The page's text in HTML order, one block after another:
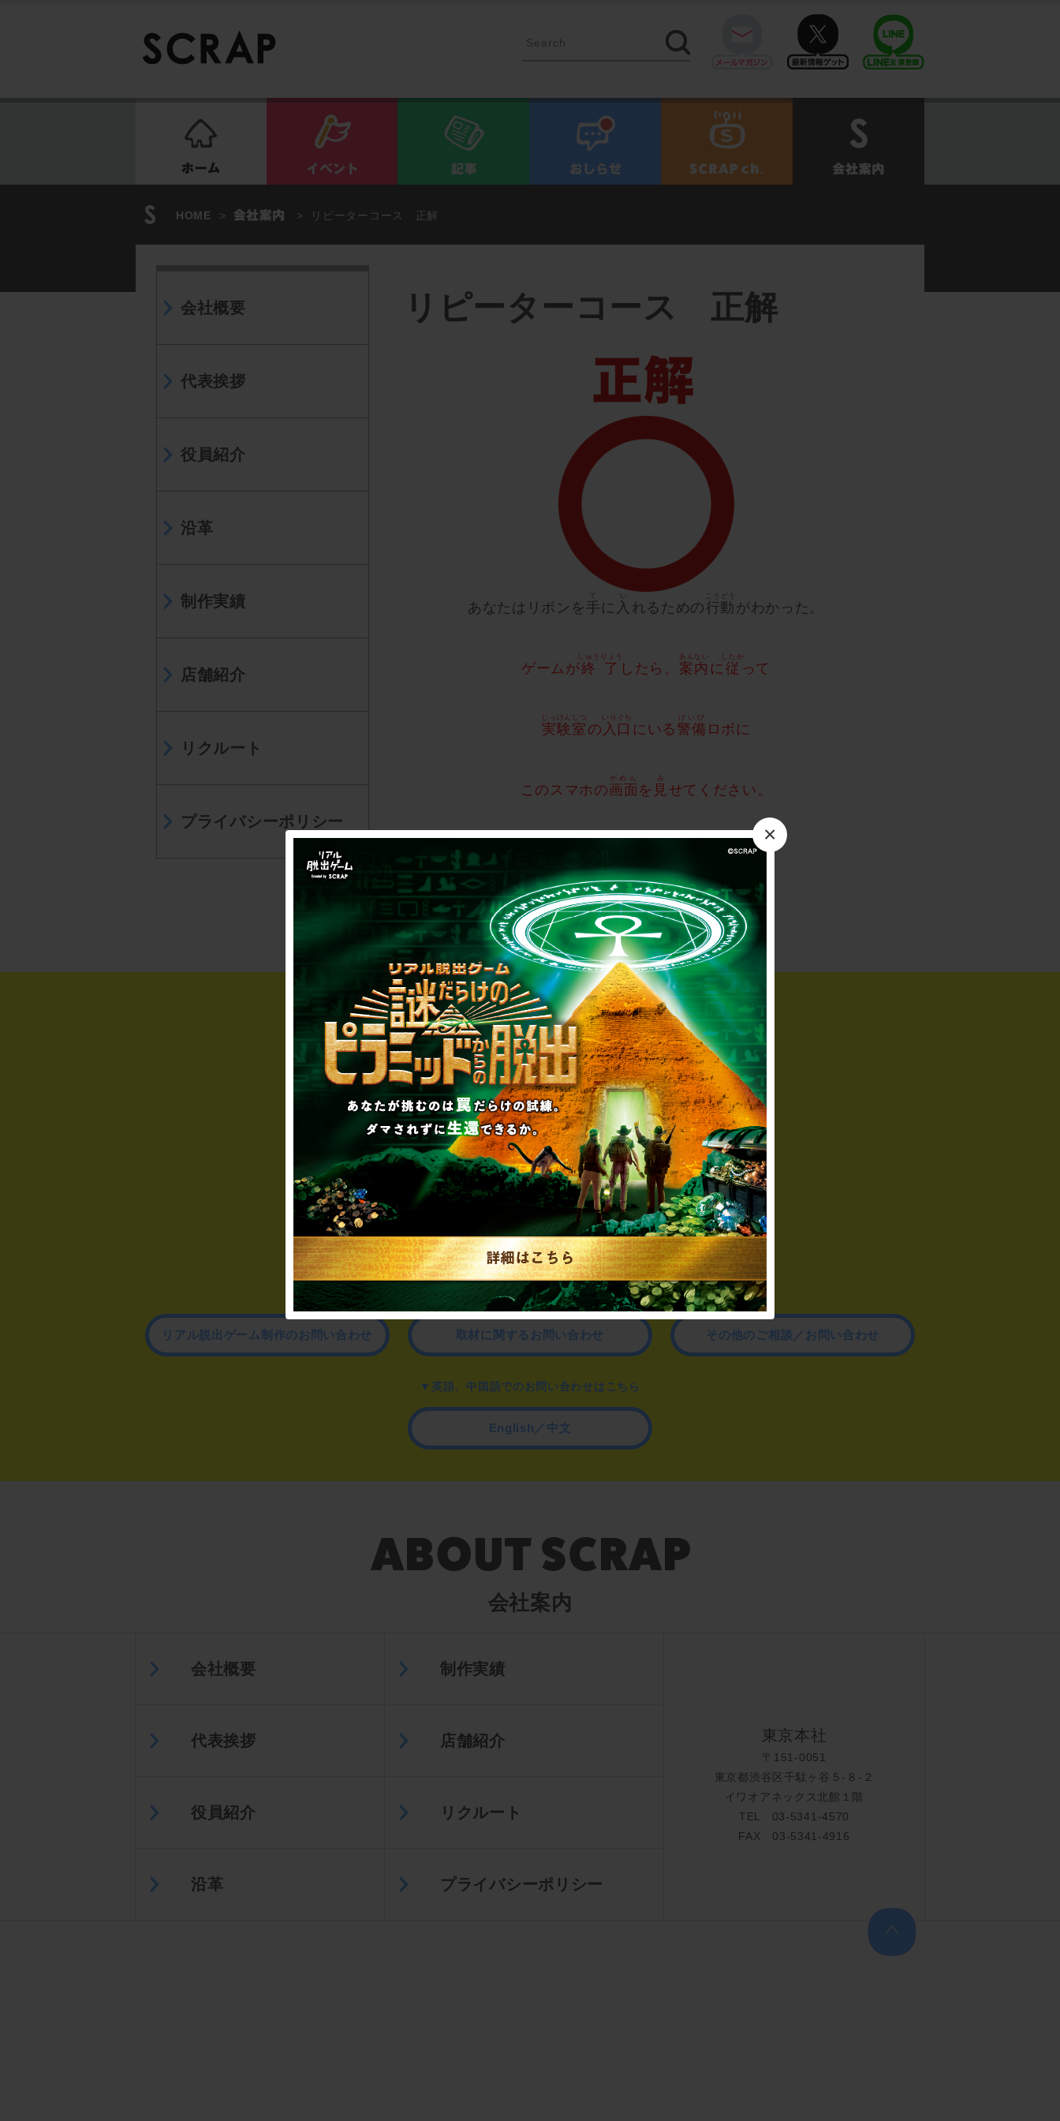
×
twitter
HOME > > リピーターコース 正解
リピーターコース 正解
あなたはリボンを手
て
に 入
い
れるための 行動
こうどう
がわかった。
ゲームが終了
しゅうりょう
したら、 案内
あんない
に 従
したが
って
実験室
じっけんしつ
の 入口
いりぐち
にいる 警備
けいび
ロボに
このスマホの 画面
がめん
を 見
み
せてください。
会社概要
代表挨拶
役員紹介
沿革
制作実績
店舗紹介
リクルート
プライバシーポリシー
制作のご相談、コラボレーションなど、
お気軽にお問い合わせください。
▼一般のお客様はこちら
公演内容、チケットのお問い合わせ
▼企業／法人の方はこちら
リアル脱出ゲーム制作のお問い合わせ 取材に関するお問い合わせ その他のご相談／お問い合わせ
▼英語、中国語でのお問い合わせはこちら
English／中文
会社案内
会社概要 制作実績
代表挨拶 店舗紹介
役員紹介 リクルート
沿革 プライバシーポリシー
東京本社
〒151-0051
東京都渋谷区千駄ヶ谷５-８-２
イワオアネックス北館１階
TEL 03-5341-4570
FAX 03-5341-4916